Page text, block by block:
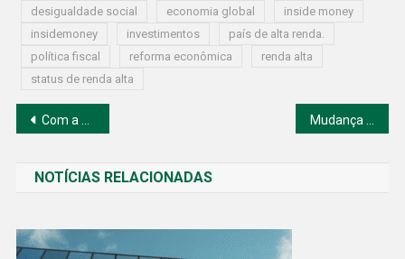
desigualdade social
economia global
inside money
insidemoney
investimentos
país de alta renda.
política fiscal
reforma econômica
renda alta
status de renda alta
Navegação
Post
Com a aceleração da inflação, a economia argentina enfrenta desafios ainda mais profundos, afetando a confiança interna e os mercados internacionais.
NOTÍCIAS RELACIONADAS